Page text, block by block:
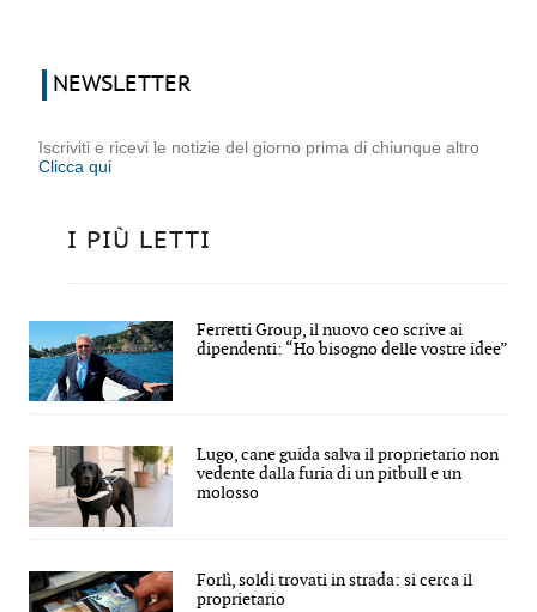
NEWSLETTER
Iscriviti e ricevi le notizie del giorno prima di chiunque altro
Clicca qui
I PIÙ LETTI
Ferretti Group, il nuovo ceo scrive ai
dipendenti: “Ho bisogno delle vostre idee”
Lugo, cane guida salva il proprietario non
vedente dalla furia di un pitbull e un
molosso
Forlì, soldi trovati in strada: si cerca il
proprietario